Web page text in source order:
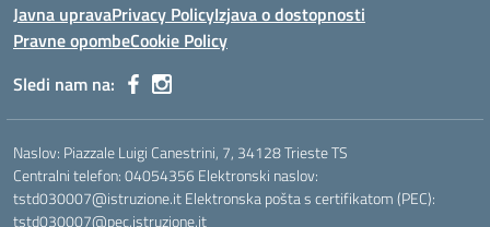
Javna upravaPrivacy PolicyIzjava o dostopnosti
Pravne opombeCookie Policy
Sledi nam na:
Naslov: Piazzale Luigi Canestrini, 7, 34128 Trieste TS
Centralni telefon: 04054356 Elektronski naslov:
tstd030007@istruzione.it Elektronska pošta s certifikatom (PEC):
tstd030007@pec.istruzione.it